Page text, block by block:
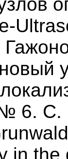
6. С.
in